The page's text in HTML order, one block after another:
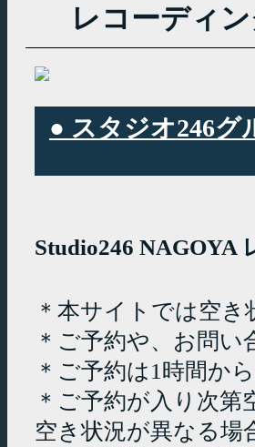
レコーディ
● スタジオ246
Studio246 NAGOYA
＊本サイトでは空
＊ご予約や、お問
＊ご予約は1時間か
＊ご予約が入り次
空き状況が異なる場